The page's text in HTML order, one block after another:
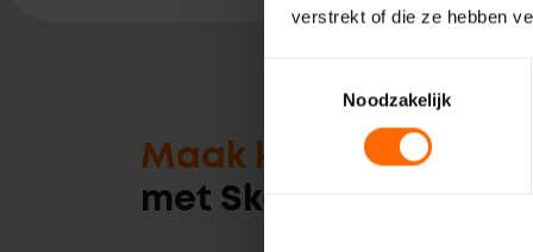
verstrekt of die ze hebben
Noodzakelijk
Maak kennis
met Skodora